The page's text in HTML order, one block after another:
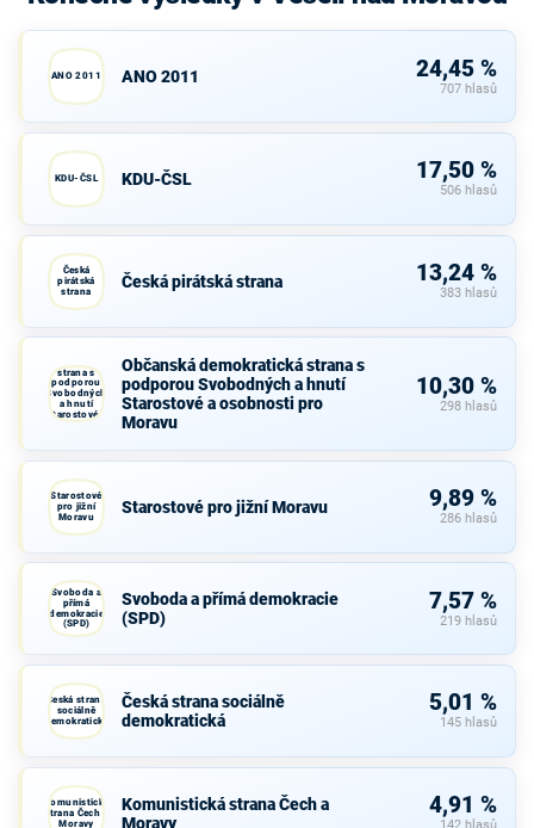
ANO 2011 ANO 2011 24,45 %
707 hlasů
KDU-ČSL KDU-ČSL 17,50 %
506 hlasů
Česká
pirátská
strana
Česká pirátská strana 13,24 %
383 hlasů
strana s
podporou
Svobodných
a hnutí
Starostové a
osobnosti
Občanská demokratická strana s
podporou Svobodných a hnutí
Starostové a osobnosti pro
Moravu
10,30 %
298 hlasů
Starostové
pro jižní
Moravu
Starostové pro jižní Moravu 9,89 %
286 hlasů
Svoboda a
přímá
demokracie
(SPD)
Svoboda a přímá demokracie
(SPD)
7,57 %
219 hlasů
Česká strana
sociálně
demokratická
Česká strana sociálně
demokratická
5,01 %
145 hlasů
Komunistická
strana Čech a
Moravy
Komunistická strana Čech a
Moravy
4,91 %